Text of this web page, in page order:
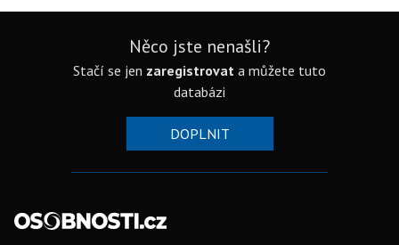
Něco jste nenašli?
Stačí se jen zaregistrovat a můžete tuto
databázi
DOPLNIT